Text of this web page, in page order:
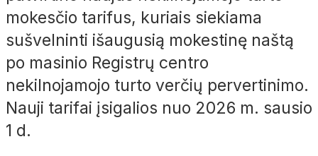
mokesčio tarifus, kuriais siekiama
sušvelninti išaugusią mokestinę naštą
po masinio Registrų centro
nekilnojamojo turto verčių pervertinimo.
Nauji tarifai įsigalios nuo 2026 m. sausio
1 d.